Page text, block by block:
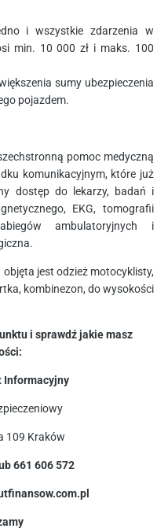
i wszystkie zdarzenia w
min. 10 000 zł i maks. 100
sumy ubezpieczenia
pojazdem.
pomoc medyczną
komunikacyjnym, które już
dostęp do lekarzy, badań i
EKG, tomografii
ambulatoryjnych i
jest odzież motocyklisty,
kombinezon, do wysokości
i sprawdź jakie masz
Informacyjny
661 606 572